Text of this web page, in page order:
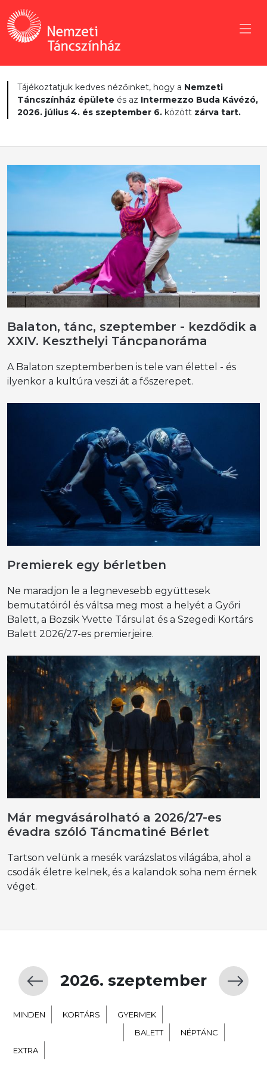
Tájékoztatjuk kedves nézőinket, hogy a Nemzeti
Táncszínház épülete és az Intermezzo Buda Kávézó,
2026. július 4. és szeptember 6. között zárva tart.
Balaton, tánc, szeptember - kezdődik a
XXIV. Keszthelyi Táncpanoráma
A Balaton szeptemberben is tele van élettel - és
ilyenkor a kultúra veszi át a főszerepet.
Premierek egy bérletben
Ne maradjon le a legnevesebb együttesek
bemutatóiról és váltsa meg most a helyét a Győri
Balett, a Bozsik Yvette Társulat és a Szegedi Kortárs
Balett 2026/27-es premierjeire.
Már megvásárolható a 2026/27-es
évadra szóló Táncmatiné Bérlet
Tartson velünk a mesék varázslatos világába, ahol a
csodák életre kelnek, és a kalandok soha nem érnek
véget.
2026. szeptember
MINDEN KORTÁRS
GYERMEK
BALETT
NÉPTÁNC
EXTRA